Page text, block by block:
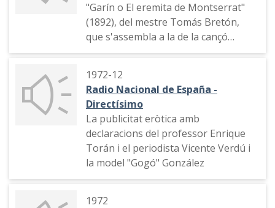
"Garín o El eremita de Montserrat"
(1892), del mestre Tomás Bretón,
que s'assembla a la de la cançó
"Yelllow submarine" de The Beatles
1972-12
Radio Nacional de España -
Directísimo
La publicitat eròtica amb
declaracions del professor Enrique
Torán i el periodista Vicente Verdú i
la model "Gogó" González
1972